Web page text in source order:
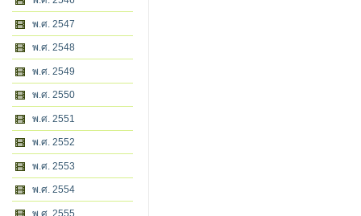
พ.ศ. 2547
พ.ศ. 2548
พ.ศ. 2549
พ.ศ. 2550
พ.ศ. 2551
พ.ศ. 2552
พ.ศ. 2553
พ.ศ. 2554
พ.ศ. 2555